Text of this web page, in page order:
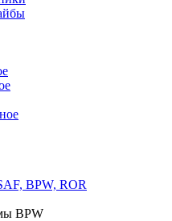
BPW, ROR
BPW